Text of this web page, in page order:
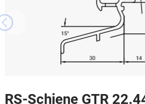
RS-Schiene GTR